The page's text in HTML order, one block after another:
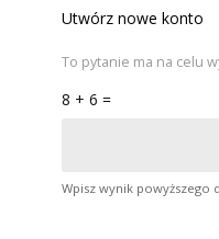
Utwórz nowe konto
To pytanie ma na celu
8 + 6 =
Wpisz wynik powyższego